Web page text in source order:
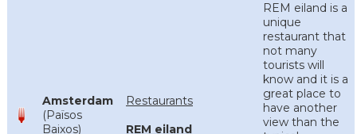
Amsterdam
(Països
Baixos)
Restaurants
REM eiland
REM eiland is a
unique
restaurant that
not many
tourists will
know and it is a
great place to
have another
view than the